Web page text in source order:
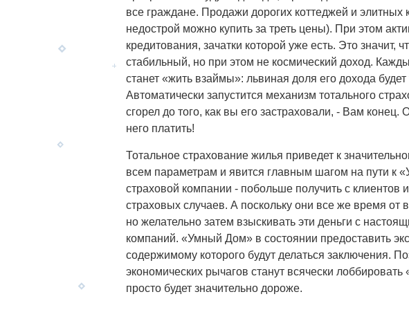
все граждане. Продажи дорогих коттеджей и элитных
недострой можно купить за треть цены). При этом
кредитования, зачатки которой уже есть. Это
стабильный, но при этом не космический доход.
станет «жить взаймы»: львиная доля его дохода
Автоматически запустится механизм тотального
сгорел до того, как вы его застраховали, - Вам
него платить!
Тотальное страхование жилья приведет к
всем параметрам и явится главным шагом на пути к
страховой компании - побольше получить с клиентов
страховых случаев. А поскольку они все же время от
но желательно затем взыскивать эти деньги с
компаний. «Умный Дом» в состоянии предоставить
содержимому которого будут делаться заключения.
экономических рычагов станут всячески
просто будет значительно дороже.